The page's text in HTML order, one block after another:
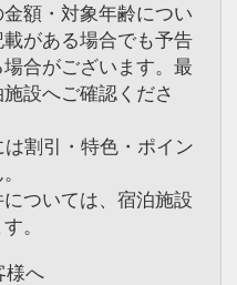
金額・対象年齢につい
がある場合でも予告
合がございます。最
設へご確認くださ
は割引・特色・ポイン
については、宿泊施設
。
様へ